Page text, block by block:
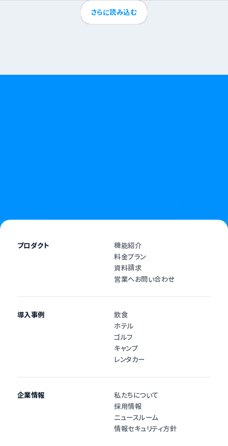
さらに読み込む
プロダクト
機能紹介
料金プラン
資料請求
営業へお問い合わせ
導入事例
飲食
ホテル
ゴルフ
キャンプ
レンタカー
企業情報
私たちについて
採用情報
ニュースルーム
情報セキュリティ方針